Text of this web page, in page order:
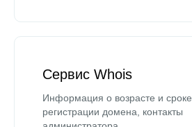
Сервис Whois
Информация о возрасте и сроке
регистрации домена, контакты